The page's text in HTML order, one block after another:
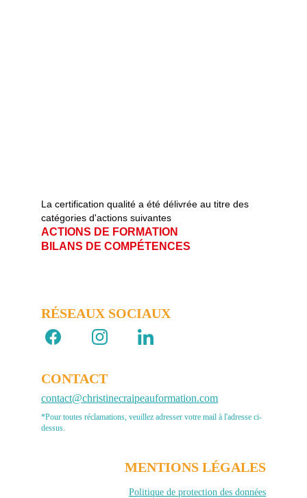
CONTACT
contact@christinecraipeauformation.com
RÉSEAUX SOCIAUX
Politique de protection des données
MENTIONS LÉGALES
*Pour toutes réclamations, veuillez adresser votre mail à l'adresse ci-
dessus.
La certification qualité a été délivrée au titre des
catégories d'actions suivantes
ACTIONS DE FORMATION
BILANS DE COMPÉTENCES